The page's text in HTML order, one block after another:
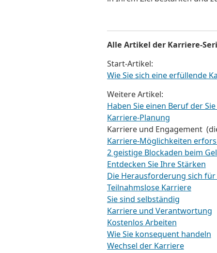
Alle Artikel der Karriere-
Start-Artikel:
Wie Sie sich eine erfüllende
Weitere Artikel:
Haben Sie einen Beruf der
Karriere-Planung
Karriere und Engagement
Karriere-Möglichkeiten
2 geistige Blockaden beim
Entdecken Sie Ihre Stärken
Die Herausforderung sich
Teilnahmslose Karriere
Sie sind selbständig
Karriere und Verantwortung
Kostenlos Arbeiten
Wie Sie konsequent handeln
Wechsel der Karriere